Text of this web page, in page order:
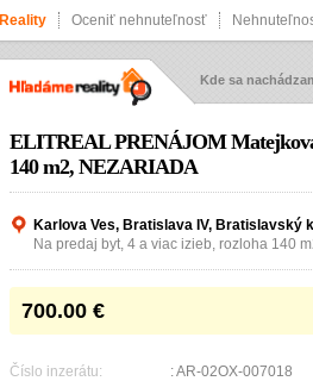
Reality Oceniť nehnuteľnosť
Kde sa
ELITREAL PRENÁJOM
140 m2, NEZARIADA
Karlova Ves, Bratislava IV, Bratislavský
Na predaj byt, 4 a viac izieb, rozloha 140
700.00 €
Číslo inzerátu:
: AR-02OX-007018